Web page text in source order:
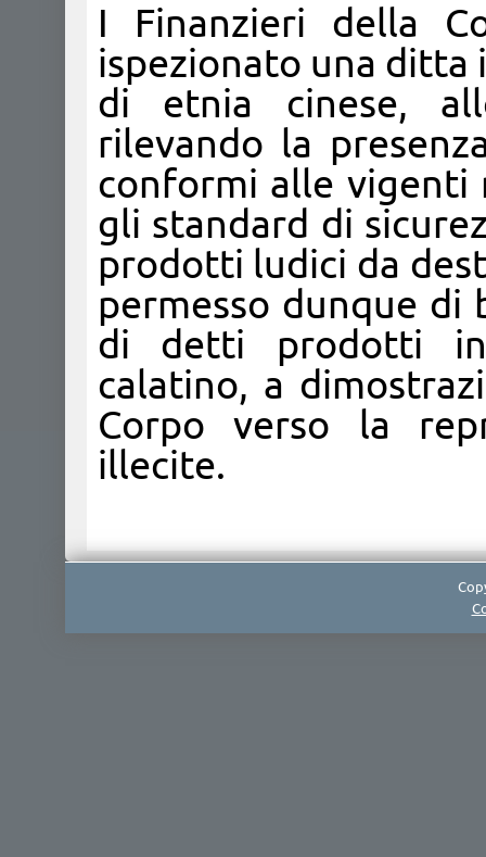
I Finanzieri della
ispezionato una ditta
di etnia cinese,
rilevando la
conformi alle vigenti
gli standard di
prodotti ludici da
permesso dunque di
di detti prodotti
calatino, a
Corpo verso la
illecite.​​